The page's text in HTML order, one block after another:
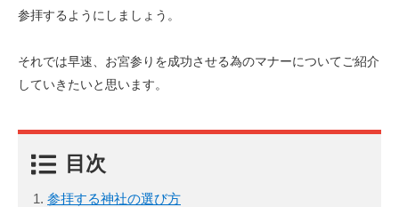
参拝するようにしましょう。
それでは早速、お宮参りを成功させる為のマナーについてご紹介
していきたいと思います。
目次
参拝する神社の選び方